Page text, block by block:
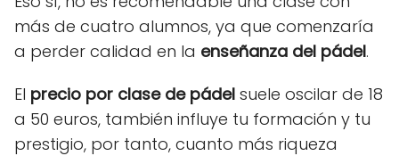
más de cuatro alumnos, ya que comenzaría
a perder calidad en la enseñanza del pádel.
El precio por clase de pádel suele oscilar de 18
a 50 euros, también influye tu formación y tu
prestigio, por tanto, cuanto más riqueza